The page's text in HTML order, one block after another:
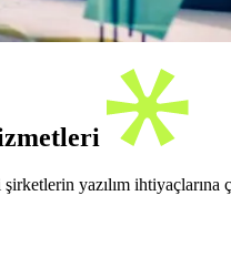
yazılım ihtiyaçlarına